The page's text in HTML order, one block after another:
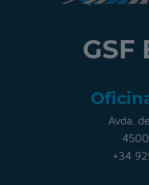
GSF
Avda.
+34